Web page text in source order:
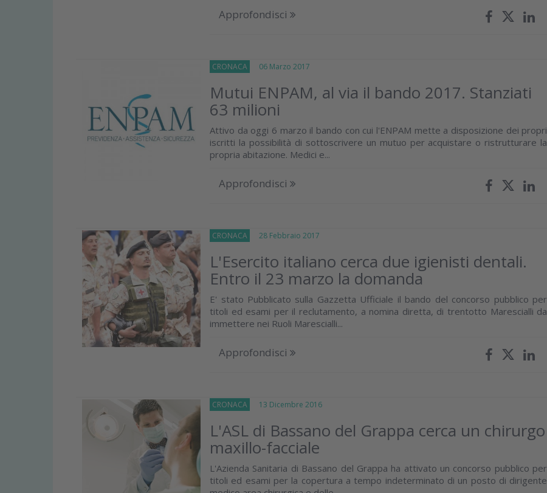
Approfondisci
CRONACA 06 Marzo 2017
Mutui ENPAM, al via il bando 2017. Stanziati
63 milioni
Attivo da oggi 6 marzo il bando con cui l'ENPAM mette a disposizione dei propri
iscritti la possibilità di sottoscrivere un mutuo per acquistare o ristrutturare la
propria abitazione. Medici e...
Approfondisci
CRONACA 28 Febbraio 2017
L'Esercito italiano cerca due igienisti dentali.
Entro il 23 marzo la domanda
E' stato Pubblicato sulla Gazzetta Ufficiale il bando del concorso pubblico per
titoli ed esami per il reclutamento, a nomina diretta, di trentotto Marescialli da
immettere nei Ruoli Marescialli...
Approfondisci
CRONACA 13 Dicembre 2016
L'ASL di Bassano del Grappa cerca un chirurgo
maxillo-facciale
L'Azienda Sanitaria di Bassano del Grappa ha attivato un concorso pubblico per
titoli ed esami per la copertura a tempo indeterminato di un posto di dirigente